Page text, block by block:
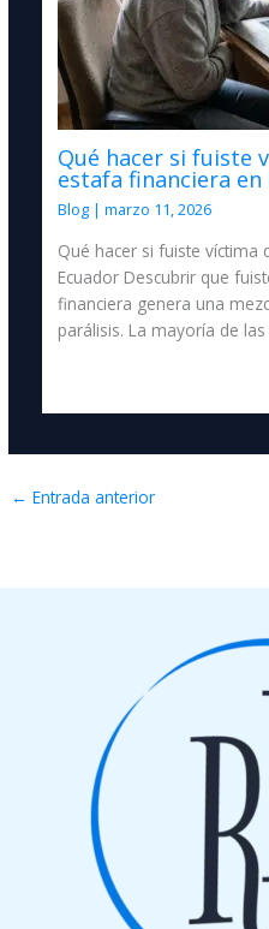
Qué hacer si fuiste
estafa financiera en
Blog |marzo 11, 2026
Qué hacer si fuiste víctima
Ecuador Descubrir que
financiera genera una
parálisis. La mayoría de
← Entrada anterior